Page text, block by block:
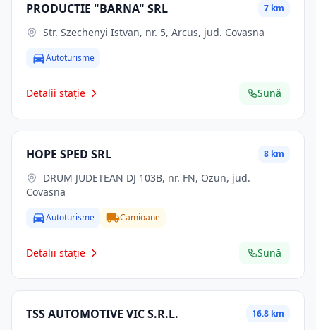
PRODUCTIE "BARNA" SRL 7 km
Str. Szechenyi Istvan, nr. 5, Arcus, jud. Covasna
Autoturisme
Detalii stație Sună
HOPE SPED SRL 8 km
Covasna
Autoturisme Camioane
Detalii stație Sună
TSS AUTOMOTIVE VIC S.R.L. 16.8 km